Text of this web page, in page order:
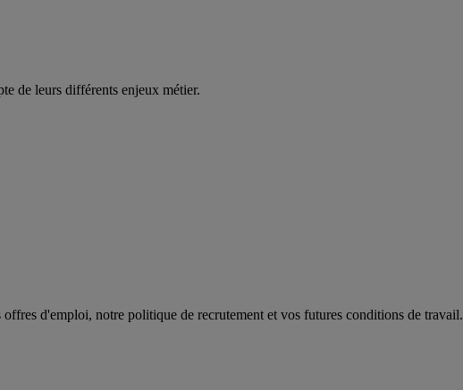
de leurs différents enjeux métier.
d'emploi, notre politique de recrutement et vos futures conditions de travail.